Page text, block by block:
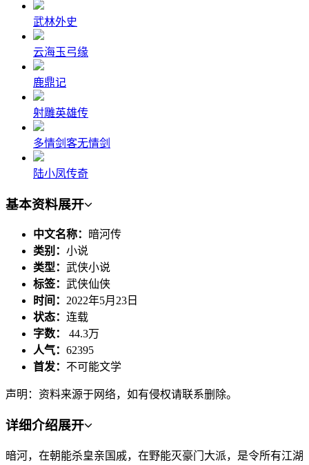
武林外史
云海玉弓缘
鹿鼎记
射雕英雄传
多情剑客无情剑
陆小凤传奇
基本资料展开
中文名称：
暗河传
类别： 小说
类型： 武侠小说
标签： 武侠仙侠
时间： 2022年5月23日
状态： 连载
字数： 44.3万
人气： 62395
首发： 不可能文学
声明：资料来源于网络，如有侵权请联系删除。
详细介绍展开
暗河，在朝能杀皇亲国戚，在野能灭豪门大派，是令所有江湖